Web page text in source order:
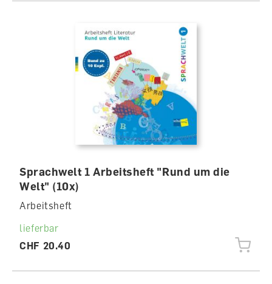
Sprachwelt 1 Arbeitsheft "Rund um die
Welt" (10x)
Arbeitsheft
lieferbar
CHF 20.40